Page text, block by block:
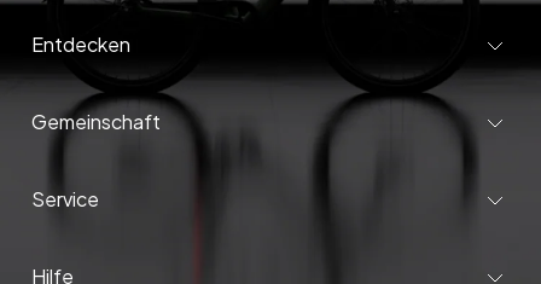
Entdecken
Gemeinschaft
Service
Hilfe